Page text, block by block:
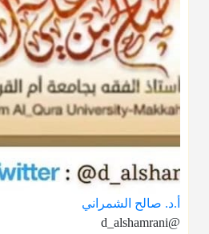
أ.د. صالح الشمراني
@d_alshamrani